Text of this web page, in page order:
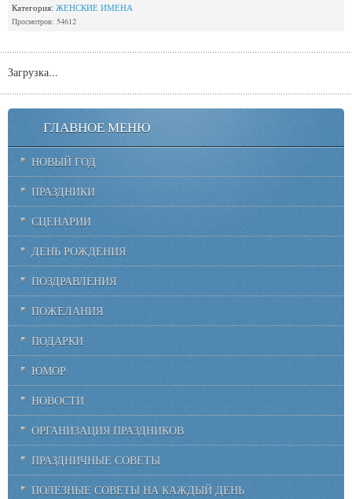
Категория: ЖЕНСКИЕ ИМЕНА
Просмотров: 54612
Загрузка...
ГЛАВНОЕ МЕНЮ
НОВЫЙ ГОД
ПРАЗДНИКИ
СЦЕНАРИИ
ДЕНЬ РОЖДЕНИЯ
ПОЗДРАВЛЕНИЯ
ПОЖЕЛАНИЯ
ПОДАРКИ
ЮМОР
НОВОСТИ
ОРГАНИЗАЦИЯ ПРАЗДНИКОВ
ПРАЗДНИЧНЫЕ СОВЕТЫ
ПОЛЕЗНЫЕ СОВЕТЫ НА КАЖДЫЙ ДЕНЬ